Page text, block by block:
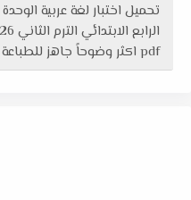
تحميل اختبار لغة عربية
pdf اكثر وضوحاً جاهز للطباعة عبر الرابط التالي :